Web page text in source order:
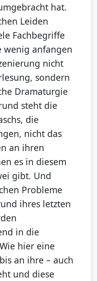
hat.
Leiden
Fachbegriffe
wenig anfangen
nicht
sondern
Dramaturgie
steht die
die
nicht das
an ihren
es in diesem
gibt. Und
Probleme
ihres letzten
in die
hier eine
an ihre – auch
und diese